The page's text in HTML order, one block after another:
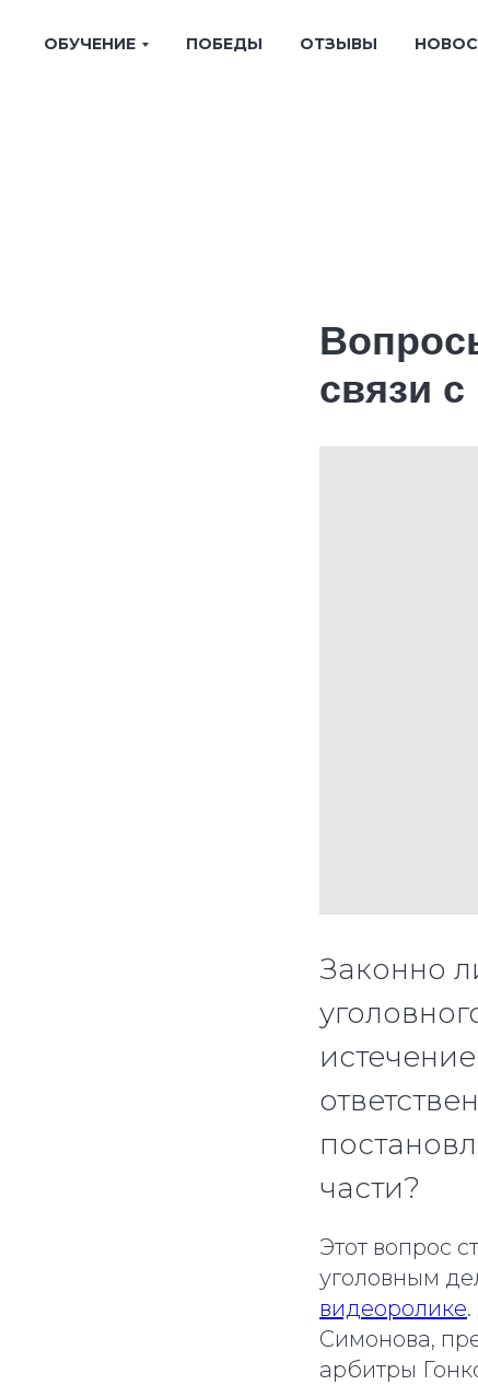
ОБУЧЕНИЕ ПОБЕДЫ ОТЗЫВЫ
связи
Законно
части?
Этот вопрос
уголовным
видеоролике
Симонова,
арбитры